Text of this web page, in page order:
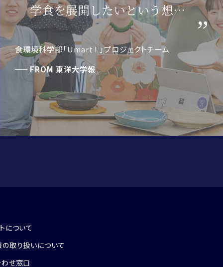
05 「総合知」教育 06 東洋大学の社会
学食を展開したいという想い
のもと、プロジェクトはスタ
ートしました。
食環境科学部「Umart ! 」プロジェクトチーム
FROM 東洋大学報
について
取り扱いについて
せ窓口